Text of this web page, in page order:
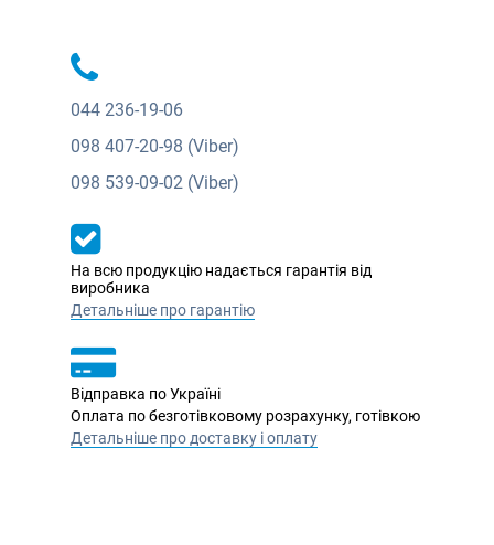
044 236-19-06
098 407-20-98 (Viber)
098 539-09-02 (Viber)
На всю продукцію надається гарантія від
виробника
Детальніше про гарантію
Відправка по Україні
Оплата по безготівковому розрахунку, готівкою
Детальніше про доставку і оплату